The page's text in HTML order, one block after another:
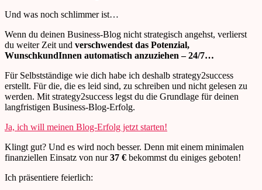
Und was noch schlimmer ist…
Wenn du deinen Business-Blog nicht strategisch angehst, verlierst
du weiter Zeit und verschwendest das Potenzial,
WunschkundInnen automatisch anzuziehen –24/7…
Für Selbstständige wie dich habe ich deshalb strategy2success
erstellt. Für die, die es leid sind, zu schreiben und nicht gelesen zu
werden. Mit strategy2success legst du die Grundlage für deinen
langfristigen Business-Blog-Erfolg.
Ja, ich will meinen Blog-Erfolg jetzt starten!
Klingt gut? Und es wird noch besser. Denn mit einem minimalen
finanziellen Einsatz von nur37 € bekommst du einiges geboten!
Ich präsentiere feierlich: